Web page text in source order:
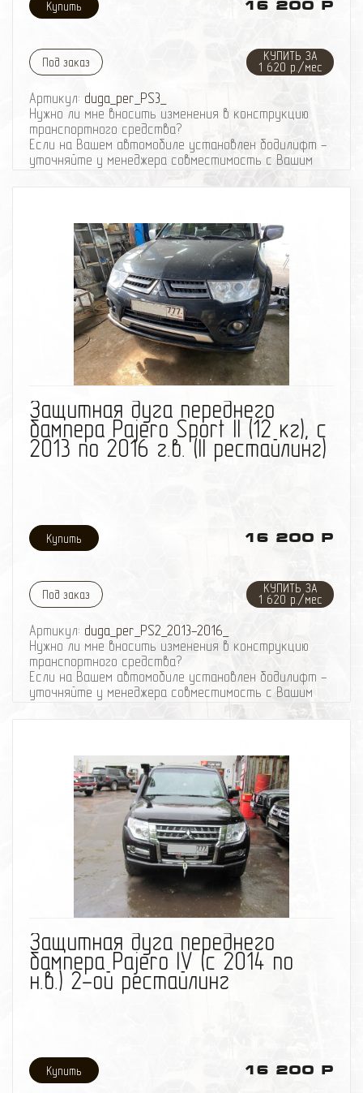
16 200 Р
Под заказ
КУПИТЬ ЗА
1 620 р./мес
Артикул: duga_per_PS3_
Нужно ли мне вносить изменения в конструкцию
транспортного средства?
Если на Вашем автомобиле установлен бодилифт -
уточняйте у менеджера совместимость с Вашим
трубы 3.5 мм, стойки крепления к раме из листа 10
При отсутствии механических повреждений
гаpантия на покраску всех наших изделий - полгода.
Подробнее о защите Вы можете узнать здесь
Получить подробную консультацию или записаться
на установку, Вы можете по телефону: 8-495-
05
Защитная дуга переднего
бампера Pajero Sport II (12 кг), с
2013 по 2016 г.в. (II рестайлинг)
16 200 Р
Под заказ
КУПИТЬ ЗА
1 620 р./мес
Артикул: duga_per_PS2_2013-2016_
Нужно ли мне вносить изменения в конструкцию
транспортного средства?
Если на Вашем автомобиле установлен бодилифт -
уточняйте у менеджера совместимость с Вашим
раме из листа 10 мм.
Обращаем Ваше внимание, что при установке
защиты переднего бампера для Pajero Sport II
требуется подрезка штатной защиты.
При отсутствии механических повреждений
гаpантия на покраску всех наших изделий - полгода.
Подробнее о защите Вы можете узнать здесь
Получить подробную консультацию или записаться
на установку, Вы можете по телефону: 8-495-
Защитная дуга переднего
бампера Pajero IV (с 2014 по
н.в.) 2-ой рестайлинг
16 200 Р